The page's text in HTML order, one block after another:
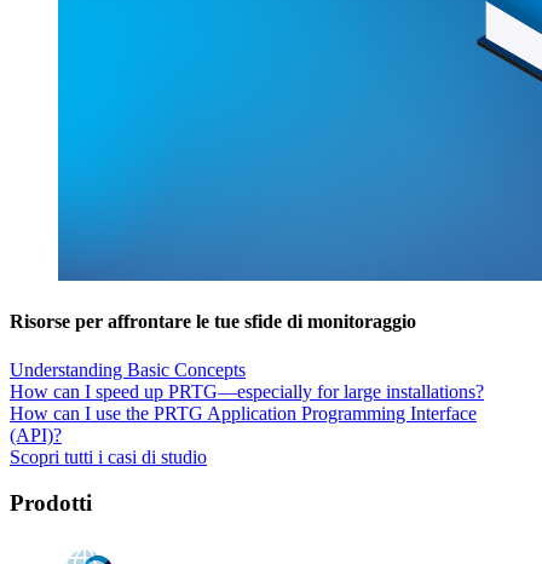
Risorse per affrontare le tue sfide di monitoraggio
Understanding Basic Concepts
How can I speed up PRTG—especially for large installations?
How can I use the PRTG Application Programming Interface
(API)?
Scopri tutti i casi di studio
Prodotti